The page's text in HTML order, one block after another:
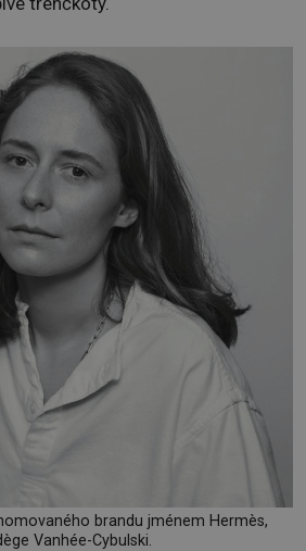
brandu jménem Hermès,
Vanhée-Cybulski.